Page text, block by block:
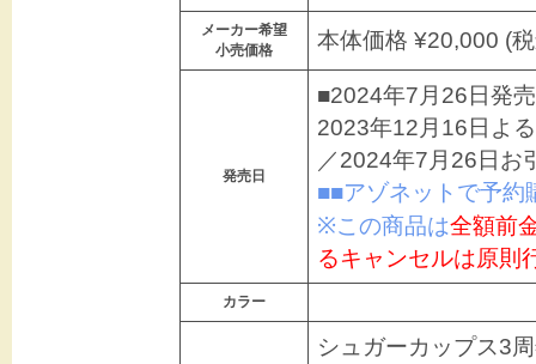
メーカー希望
小売価格
本体価格 ¥20,000 (
発売日
■2024年7月26日発
2023年12月16日よ
／2024年7月26日お
■■アゾネットで予約
※この商品は全額前
るキャンセルは原則
カラー
シュガーカップス3